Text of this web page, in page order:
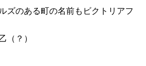
ズのある町の名前もビクトリアフ
（？）